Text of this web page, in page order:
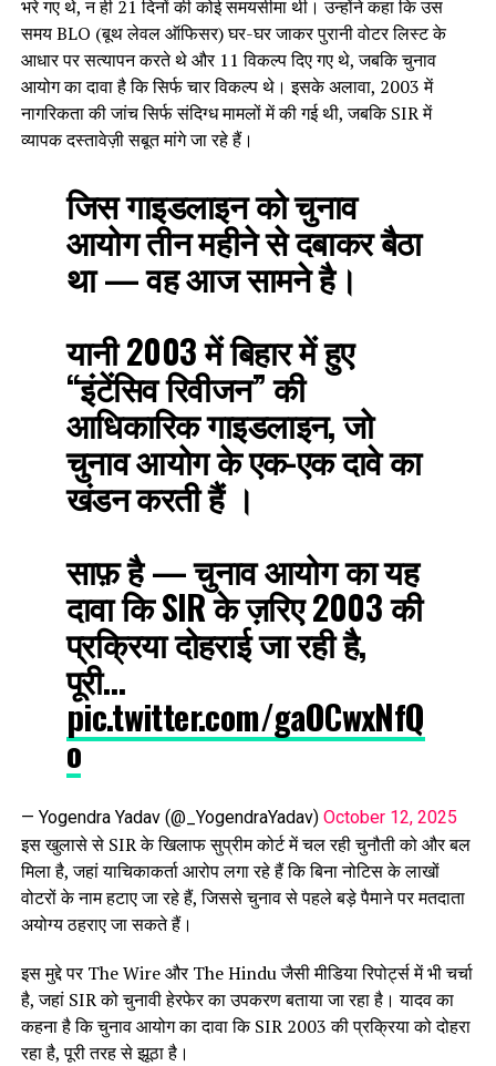
भरे गए थे, न ही 21 दिनों की कोई समयसीमा थी। उन्होंने कहा कि उस
समय BLO (बूथ लेवल ऑफिसर) घर-घर जाकर पुरानी वोटर लिस्ट के
आधार पर सत्यापन करते थे और 11 विकल्प दिए गए थे, जबकि चुनाव
आयोग का दावा है कि सिर्फ चार विकल्प थे। इसके अलावा, 2003 में
नागरिकता की जांच सिर्फ संदिग्ध मामलों में की गई थी, जबकि SIR में
व्यापक दस्तावेज़ी सबूत मांगे जा रहे हैं।
जिस गाइडलाइन को चुनाव
आयोग तीन महीने से दबाकर बैठा
था — वह आज सामने है।
यानी 2003 में बिहार में हुए
“इंटेंसिव रिवीजन” की
आधिकारिक गाइडलाइन, जो
चुनाव आयोग के एक-एक दावे का
खंडन करती हैं ।
साफ़ है — चुनाव आयोग का यह
दावा कि SIR के ज़रिए 2003 की
प्रक्रिया दोहराई जा रही है,
पूरी…
pic.twitter.com/gaOCwxNfQ
o
— Yogendra Yadav (@_YogendraYadav) October 12, 2025
इस खुलासे से SIR के खिलाफ सुप्रीम कोर्ट में चल रही चुनौती को और बल
मिला है, जहां याचिकाकर्ता आरोप लगा रहे हैं कि बिना नोटिस के लाखों
वोटरों के नाम हटाए जा रहे हैं, जिससे चुनाव से पहले बड़े पैमाने पर मतदाता
अयोग्य ठहराए जा सकते हैं।
इस मुद्दे पर The Wire और The Hindu जैसी मीडिया रिपोर्ट्स में भी चर्चा
है, जहां SIR को चुनावी हेरफेर का उपकरण बताया जा रहा है। यादव का
कहना है कि चुनाव आयोग का दावा कि SIR 2003 की प्रक्रिया को दोहरा
रहा है, पूरी तरह से झूठा है।